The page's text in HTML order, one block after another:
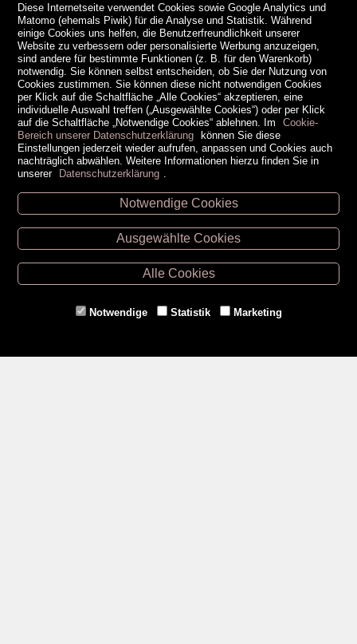
Unsere Öffnungszeiten
Retz -02942/20433
Hollabrunn -02952/30057
Eggenburg -02984/3836
Gmünd -
Diese Internetseite verwendet Cookies sowie Google Analytics und
Matomo (ehemals Piwik) für die Analyse und Statistik. Während
einige Cookies uns helfen, die Benutzerfreundlichkeit unserer
Website zu verbessern oder personalisierte Werbung anzuzeigen,
sind andere für bestimmte Funktionen (z. B. für den Warenkorb)
notwendig. Sie können selbst entscheiden, ob Sie der Nutzung von
Cookies zustimmen. Sie können diese nicht notwendigen Cookies
per Klick auf die Schaltfläche „Alle Cookies“ akzeptieren, eine
individuelle Auswahl treffen („Ausgewählte Cookies“) oder per Klick
auf die Schaltfläche „Notwendige Cookies“ ablehnen. Im
Cookie-
Bereich unserer Datenschutzerklärung können Sie diese
Einstellungen jederzeit wieder aufrufen, anpassen und Cookies auch
nachträglich abwählen. Weitere Informationen hierzu finden Sie in
unserer Datenschutzerklärung
Notwendige Cookies
Ausgewählte Cookies
Alle Cookies
Notwendige Statistik Marketing